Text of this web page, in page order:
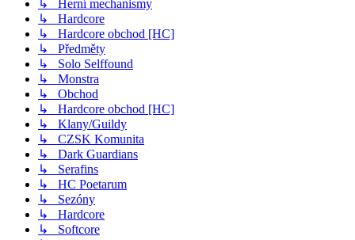
↳ Herní mechanismy
↳ Hardcore
↳ Hardcore obchod [HC]
↳ Předměty
↳ Solo Selffound
↳ Monstra
↳ Obchod
↳ Hardcore obchod [HC]
↳ Klany/Guildy
↳ CZSK Komunita
↳ Dark Guardians
↳ Serafins
↳ HC Poetarum
↳ Sezóny
↳ Hardcore
↳ Softcore